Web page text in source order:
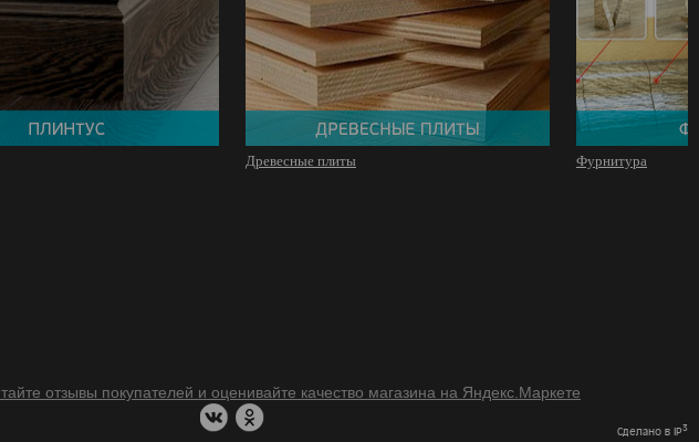
Древесные плиты Фурнитура
Сделано в IP3